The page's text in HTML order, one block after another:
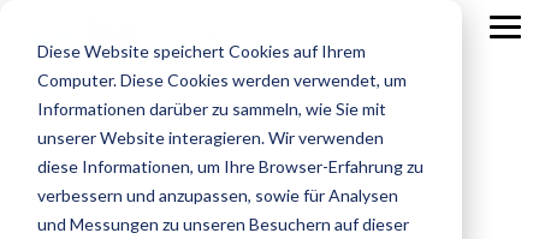
Diese Website speichert Cookies auf Ihrem
Computer. Diese Cookies werden verwendet, um
Informationen darüber zu sammeln, wie Sie mit
unserer Website interagieren. Wir verwenden
diese Informationen, um Ihre Browser-Erfahrung zu
verbessern und anzupassen, sowie für Analysen
und Messungen zu unseren Besuchern auf dieser
main
content.Leistungen
Alle anzeigen
Leistungen
Penetration Testing
Leistungen
ISTQB Certified Tester
IREB Certified
Professional for
Requirements
Engineering